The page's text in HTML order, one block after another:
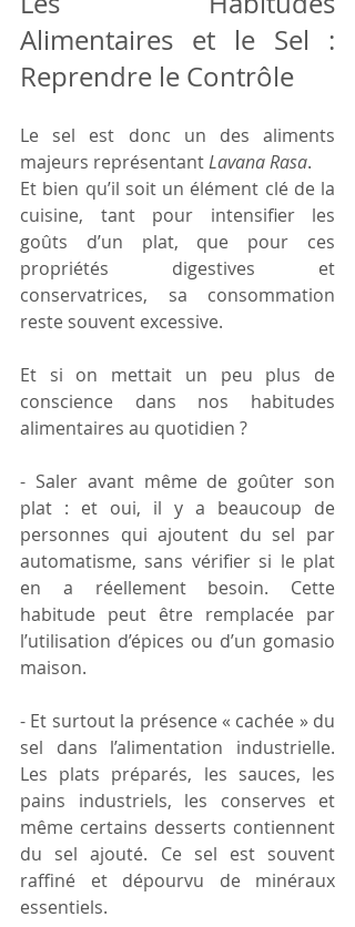
Alimentaires et le Sel :
Reprendre le Contrôle
Le sel est donc un des aliments
majeurs représentant LavanaRasa.
Et bien qu’il soit un élément clé de la
cuisine, tant pour intensifier les
goûts d’un plat, que pour ces
propriétés digestives et
conservatrices, sa consommation
reste souvent excessive.
Et si on mettait un peu plus de
conscience dans nos habitudes
alimentaires au quotidien ?
- Saler avant même de goûter son
plat : et oui, il y a beaucoup de
personnes qui ajoutent du sel par
automatisme, sans vérifier si le plat
en a réellement besoin. Cette
habitude peut être remplacée par
l’utilisation d’épices ou d’un gomasio
maison.
- Et surtout la présence « cachée » du
sel dans l’alimentation industrielle.
Les plats préparés, les sauces, les
pains industriels, les conserves et
même certains desserts contiennent
du sel ajouté. Ce sel est souvent
raffiné et dépourvu de minéraux
essentiels.